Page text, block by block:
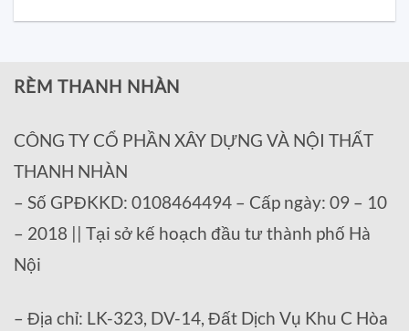
RÈM THANH NHÀN
CÔNG TY CỔ PHẦN XÂY DỰNG VÀ NỘI THẤT
THANH NHÀN
– Số GPĐKKD: 0108464494 – Cấp ngày: 09 – 10
– 2018 || Tại sở kế hoạch đầu tư thành phố Hà
Nội
– Địa chỉ: LK-323, DV-14, Đất Dịch Vụ Khu C Hòa